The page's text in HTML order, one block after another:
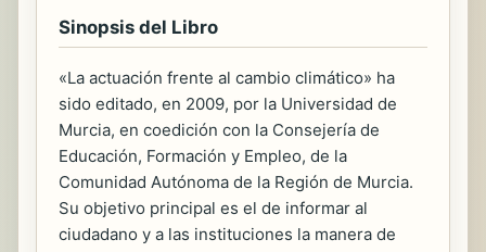
Sinopsis del Libro
«La actuación frente al cambio climático» ha
sido editado, en 2009, por la Universidad de
Murcia, en coedición con la Consejería de
Educación, Formación y Empleo, de la
Comunidad Autónoma de la Región de Murcia.
Su objetivo principal es el de informar al
ciudadano y a las instituciones la manera de